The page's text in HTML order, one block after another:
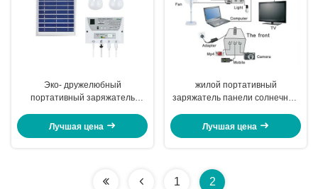
Эко- дружелюбный
портативный заряжатель
располагаясь лагерем с
большой емкостью
Лучшая цена
жилой портативный
заряжатель панели солнечных
осветительная установка для
дома
Лучшая цена
1 2